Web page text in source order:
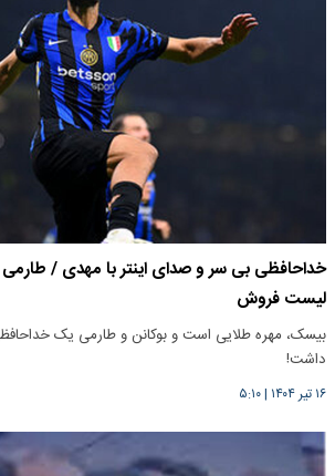
خداحافظی بی سر و صدای اینتر با مهدی / طارمی
لیست فروش
بیسک، مهره طلایی است و بوکانن و طارمی یک
داشت!
۱۶ تیر ۱۴۰۴ |۵:۱۰